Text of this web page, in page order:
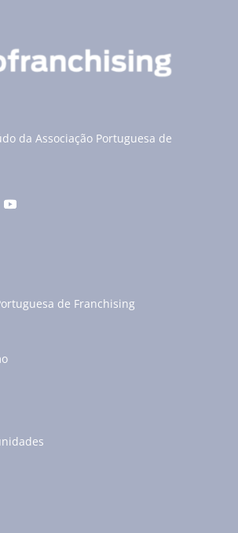
da Associação Portuguesa de
de Franchising